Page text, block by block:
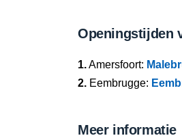
Openingstijden
1.Amersfoort:
2. Eembrugge:
Meer informatie